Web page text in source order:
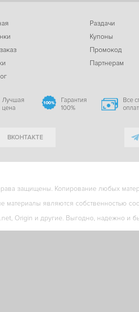
Раздачи
Купоны
Промокод
Партнерам
Лучшая
цена
Гарантия
100%
Все
ВКОНТАКТЕ
защищены. Копирование любых
материалы являются собственностью
Origin и другие. Выгодно, надежно и